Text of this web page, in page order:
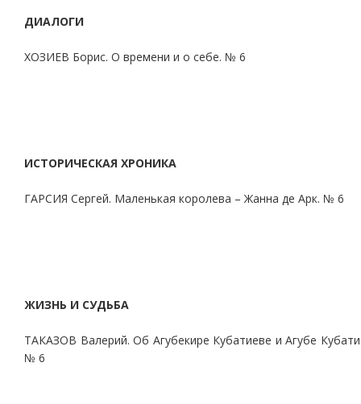
ДИАЛОГИ
ХОЗИЕВ Борис. О времени и о себе. № 6
ИСТОРИЧЕСКАЯ ХРОНИКА
ГАРСИЯ Сергей. Маленькая королева – Жанна де Арк. № 6
ЖИЗНЬ И СУДЬБА
ТАКАЗОВ Валерий. Об Агубекире Кубатиеве и Агубе
№ 6